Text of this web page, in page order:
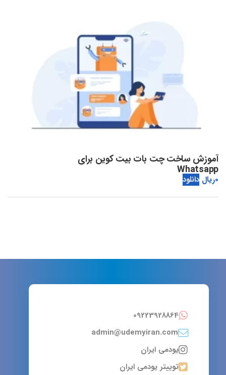
آموزش ساخت چت بات بیت کوین برای
Whatsapp
0ریال دانلود
09223928864
admin@udemyiran.com
یودمی ایران
توییتر یودمی ایران